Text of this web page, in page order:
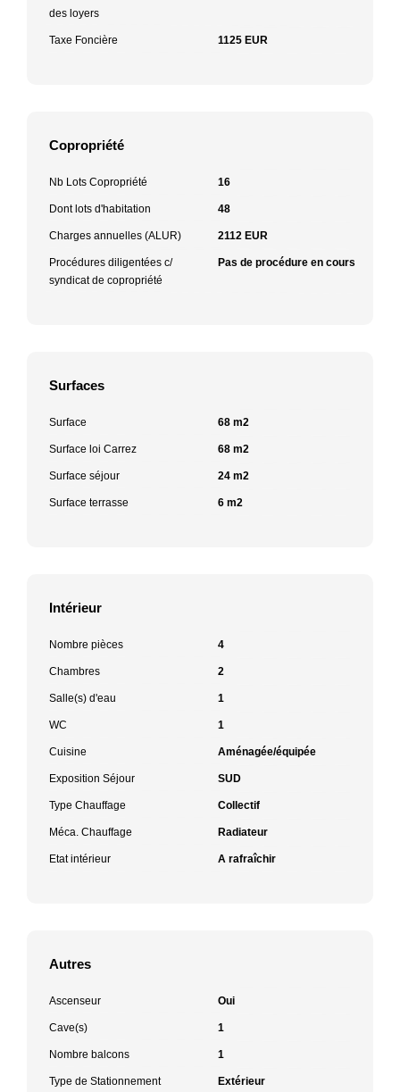
des loyers
Taxe Foncière 1125 EUR
Copropriété
Nb Lots Copropriété 16
Dont lots d'habitation 48
Charges annuelles (ALUR) 2112 EUR
Procédures diligentées c/
syndicat de copropriété
Pas de procédure en cours
Surfaces
Surface 68 m2
Surface loi Carrez 68 m2
Surface séjour 24 m2
Surface terrasse 6 m2
Intérieur
Nombre pièces 4
Chambres 2
Salle(s) d'eau 1
WC 1
Cuisine Aménagée/équipée
Exposition Séjour SUD
Type Chauffage Collectif
Méca. Chauffage Radiateur
Etat intérieur A rafraîchir
Autres
Ascenseur Oui
Cave(s) 1
Nombre balcons 1
Type de Stationnement Extérieur